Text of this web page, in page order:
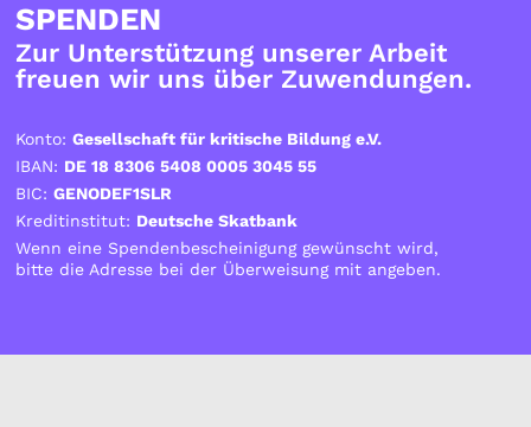
SPENDEN
Zur Unterstützung unserer Arbeit
freuen wir uns über Zuwendungen.
Konto:Gesellschaft für kritische Bildung e.V.
IBAN: DE 18 8306 5408 0005 3045 55
BIC:GENODEF1SLR
Kreditinstitut: Deutsche Skatbank
Wenn eine Spendenbescheinigung gewünscht wird,
bitte die Adresse bei der Überweisung mit angeben.